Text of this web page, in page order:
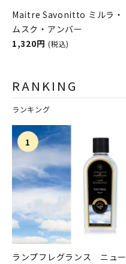
Maitre Savonitto ミルラ・
ムスク・アンバー
1,320円 (税込)
RANKING
ランキング
ランプフレグランス ニュー